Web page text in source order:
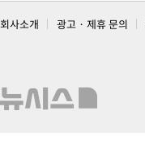
회사소개 광고 · 제휴 문의